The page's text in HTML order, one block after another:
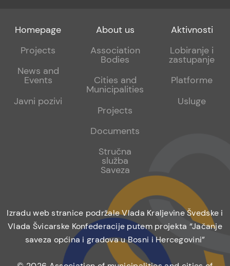
Footer
menu
Homepage
Projects
News and
Events
Javni pozivi
Footer
sub
About us
Association
Bodies
Cities and
Municipalities
Projects
Documents
Stručna
služba
Saveza
Footer
sub
Aktivnosti
Lobiranje i
zastupanje
Platforme
Usluge
Izradu web stranice podržale Vlada Kraljevine Švedske i
Vlada Švicarske Konfederacije putem projekta “Jačanje
saveza općina i gradova u Bosni i Hercegovini”